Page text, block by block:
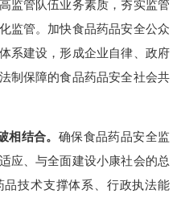
监管队伍业务素质，夯实监管
监管。加快食品药品安全公众
系建设，形成企业自律、政府
制保障的食品药品安全社会共
相结合。 确保食品药品安全监
应、与全面建设小康社会的总
技术支撑体系、行政执法能